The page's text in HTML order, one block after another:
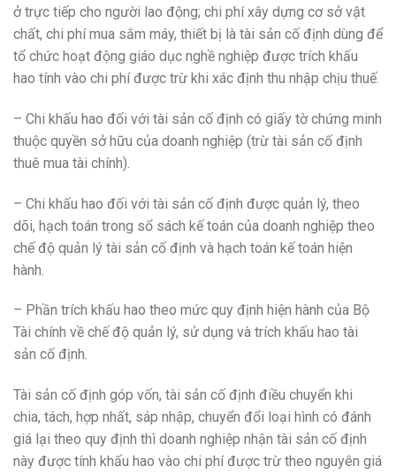
ở trực tiếp cho người lao động; chi phí xây dựng cơ sở vật
chất, chi phí mua sắm máy, thiết bị là tài sản cố định dùng để
tổ chức hoạt động giáo dục nghề nghiệp được trích khấu
hao tính vào chi phí được trừ khi xác định thu nhập chịu thuế.
– Chi khấu hao đối với tài sản cố định có giấy tờ chứng minh
thuộc quyền sở hữu của doanh nghiệp (trừ tài sản cố định
thuê mua tài chính).
– Chi khấu hao đối với tài sản cố định được quản lý, theo
dõi, hạch toán trong sổ sách kế toán của doanh nghiệp theo
chế độ quản lý tài sản cố định và hạch toán kế toán hiện
hành.
– Phần trích khấu hao theo mức quy định hiện hành của Bộ
Tài chính về chế độ quản lý, sử dụng và trích khấu hao tài
sản cố định.
Tài sản cố định góp vốn, tài sản cố định điều chuyển khi
chia, tách, hợp nhất, sáp nhập, chuyển đổi loại hình có đánh
giá lại theo quy định thì doanh nghiệp nhận tài sản cố định
này được tính khấu hao vào chi phí được trừ theo nguyên giá